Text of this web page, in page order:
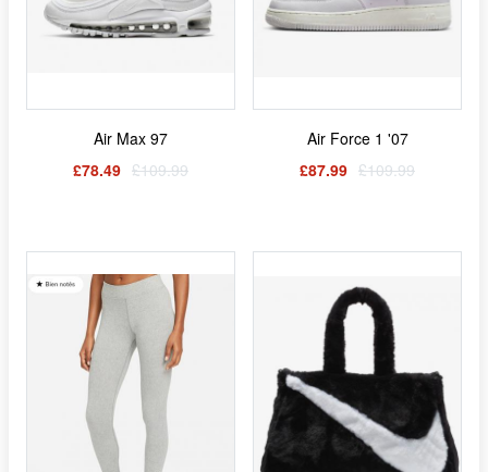
Air Max 97
£78.49 £109.99
Air Force 1 '07
£87.99 £109.99